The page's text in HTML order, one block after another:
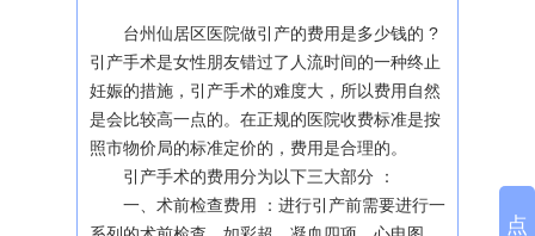
台州仙居区医院做引产的费用是多少钱的 ?
引产手术是女性朋友错过了人流时间的一种终止
妊娠的措施，引产手术的难度大，所以费用自然
是会比较高一点的。在正规的医院收费标准是按
照市物价局的标准定价的，费用是合理的。
引产手术的费用分为以下三大部分 ：
一、术前检查费用 ：进行引产前需要进行一
点